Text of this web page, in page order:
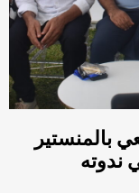
بالمنستير
الدورة 20 في ندوته